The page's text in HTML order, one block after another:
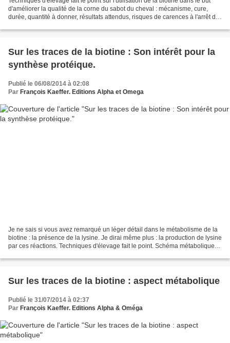
d'améliorer la qualité de la corne du sabot du cheval : mécanisme, cure,
durée, quantité à donner, résultats attendus, risques de carences à l'arrêt du
Sur les traces de la biotine : Son intérêt pour la
synthèse protéique.
Publié le 06/08/2014 à 02:08
Par François Kaeffer. Editions Alpha et Omega
Je ne sais si vous avez remarqué un léger détail dans le métabolisme de la
biotine : la présence de la lysine. Je dirai même plus : la production de lysine
par ces réactions. Techniques d'élevage fait le point. Schéma métabolique
Sur les traces de la biotine : aspect métabolique
Publié le 31/07/2014 à 02:37
Par François Kaeffer. Editions Alpha & Oméga